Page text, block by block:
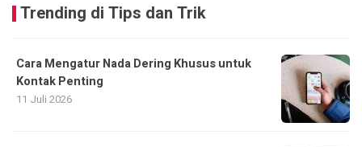
Trending di Tips dan Trik
Cara Mengatur Nada Dering Khusus untuk
Kontak Penting
11 Juli 2026